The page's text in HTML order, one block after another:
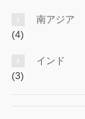
南アジア
(4)
インド
(3)